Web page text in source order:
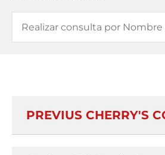
PREVIUS CHERRY'S